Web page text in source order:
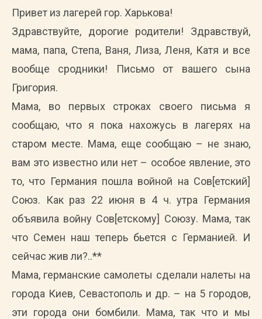
Привет из лагерей гор. Харькова!
Здравствуйте, дорогие родители! Здравствуй,
мама, папа, Степа, Ваня, Лиза, Леня, Катя и все
вообще сродники! Письмо от вашего сына
Григория.
Мама, во первых строках своего письма я
сообщаю, что я пока нахожусь в лагерях на
старом месте. Мама, еще сообщаю – не знаю,
вам это известно или нет – особое явление, это
то, что Германия пошла войной на Сов[етский]
Союз. Как раз 22 июня в 4 ч. утра Германия
объявила войну Сов[етскому] Союзу. Мама, так
что Семен наш теперь бьется с Германией. И
сейчас жив ли?..**
Мама, германские самолеты сделали налеты на
города Киев, Севастополь и др. – на 5 городов,
эти города они бомбили. Мама, так что и мы